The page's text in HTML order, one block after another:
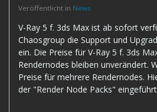
Veröffentlicht in News
V-Ray 5 f. 3ds Max ist ab sofort
Chaosgroup die Support und
ein. Die Preise für V-Ray 5 f. 3ds
Rendernodes bleiben unverändert.
Preise für mehrere Rendernodes.
der "Render Node Packs"